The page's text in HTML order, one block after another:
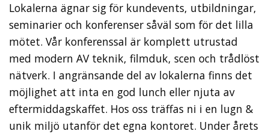
Lokalerna ägnar sig för kundevents, utbildningar,
seminarier och konferenser såväl som för det lilla
mötet. Vår konferenssal är komplett utrustad
med modern AV teknik, filmduk, scen och trådlöst
nätverk. I angränsande del av lokalerna finns det
möjlighet att inta en god lunch eller njuta av
eftermiddagskaffet. Hos oss träffas ni i en lugn &
unik miljö utanför det egna kontoret. Under årets